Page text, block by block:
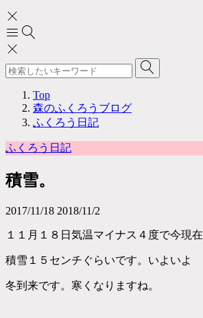
Top
森のふくろうブログ
ふくろう日記
ふくろう日記
積雪。
2017/11/18 2018/11/2
１１月１８日気温マイナス４度で今現在
積雪１５センチぐらいです。いよいよ
冬到来です。寒くなりますね。